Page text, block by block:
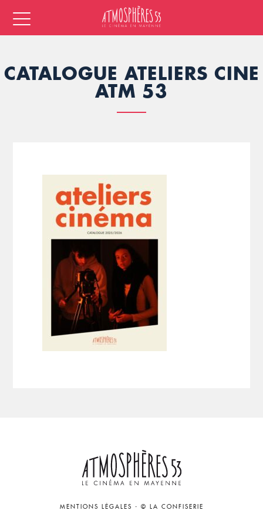
CATALOGUE ATELIERS CINE
ATM 53
MENTIONS LÉGALES - © LA CONFISERIE